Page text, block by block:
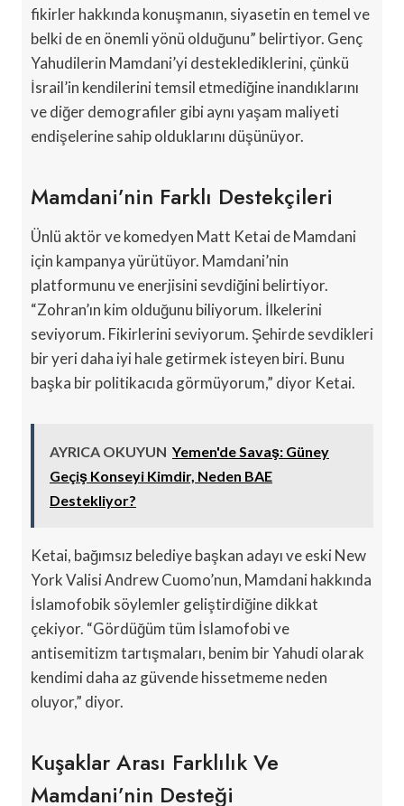
fikirler hakkında konuşmanın, siyasetin en temel ve
belki de en önemli yönü olduğunu” belirtiyor. Genç
Yahudilerin Mamdani’yi desteklediklerini, çünkü
İsrail’in kendilerini temsil etmediğine inandıklarını
ve diğer demografiler gibi aynı yaşam maliyeti
endişelerine sahip olduklarını düşünüyor.
Mamdani’nin Farklı Destekçileri
Ünlü aktör ve komedyen Matt Ketai de Mamdani
için kampanya yürütüyor. Mamdani’nin
platformunu ve enerjisini sevdiğini belirtiyor.
“Zohran’ın kim olduğunu biliyorum. İlkelerini
seviyorum. Fikirlerini seviyorum. Şehirde sevdikleri
bir yeri daha iyi hale getirmek isteyen biri. Bunu
başka bir politikacıda görmüyorum,” diyor Ketai.
AYRICA OKUYUN Yemen'de Savaş: Güney
Geçiş Konseyi Kimdir, Neden BAE
Destekliyor?
Ketai, bağımsız belediye başkan adayı ve eski New
York Valisi Andrew Cuomo’nun, Mamdani hakkında
İslamofobik söylemler geliştirdiğine dikkat
çekiyor. “Gördüğüm tüm İslamofobi ve
antisemitizm tartışmaları, benim bir Yahudi olarak
kendimi daha az güvende hissetmeme neden
oluyor,” diyor.
Kuşaklar Arası Farklılık Ve
Mamdani’nin Desteği